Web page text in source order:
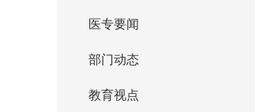
医专要闻
部门动态
教育视点